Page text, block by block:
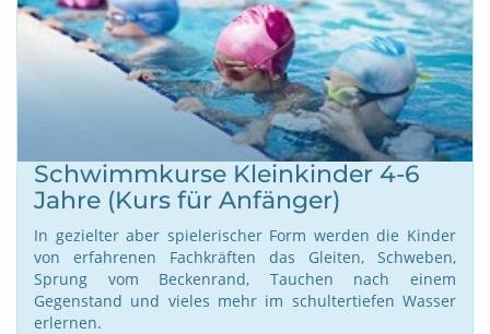
Schwimmkurse Kleinkinder 4-6
Jahre (Kurs für Anfänger)
In gezielter aber spielerischer Form werden die Kinder
von erfahrenen Fachkräften das Gleiten, Schweben,
Sprung vom Beckenrand, Tauchen nach einem
Gegenstand und vieles mehr im schultertiefen Wasser
erlernen.